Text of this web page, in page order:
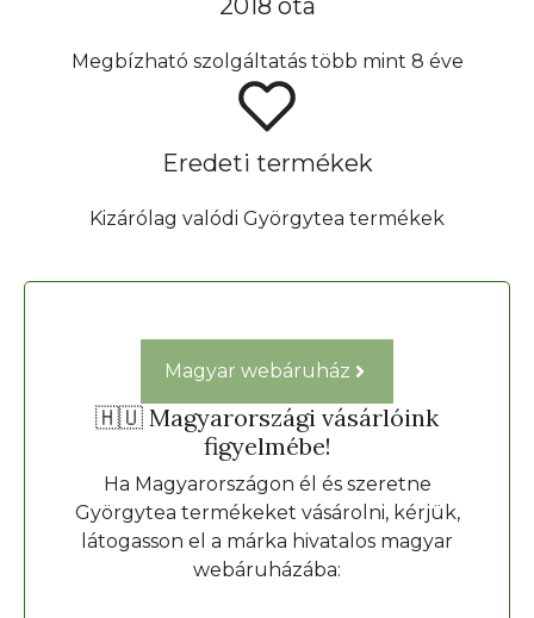
Megbízható szolgáltatás több mint 8 éve
Eredeti termékek
Kizárólag valódi Györgytea termékek
🇭🇺 Magyarországi vásárlóink
figyelmébe!
Ha Magyarországon él és szeretne
Györgytea termékeket vásárolni, kérjük,
látogasson el a márka hivatalos magyar
webáruházába:
Magyar webáruház